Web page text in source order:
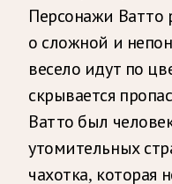
Персонажи
о сложной и
весело идут по
скрывается
Ватто был
утомительных
чахотка, которая